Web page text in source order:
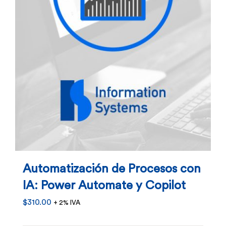
Automatización de Procesos con
IA: Power Automate y Copilot
$310.00 + 2% IVA